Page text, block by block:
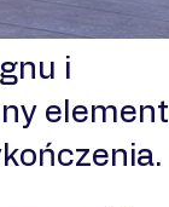
i
element